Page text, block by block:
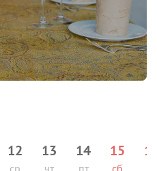
12
ср
13
чт
14
пт
15
сб